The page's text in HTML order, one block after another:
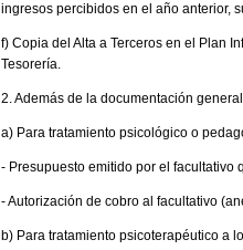
ingresos percibidos en el año anterior,
f) Copia del Alta a Terceros en el Plan
Tesorería.
2. Además de la documentación
a) Para tratamiento psicológico o
- Presupuesto emitido por el facultativo
- Autorización de cobro al facultativo
b) Para tratamiento psicoterapéutico a